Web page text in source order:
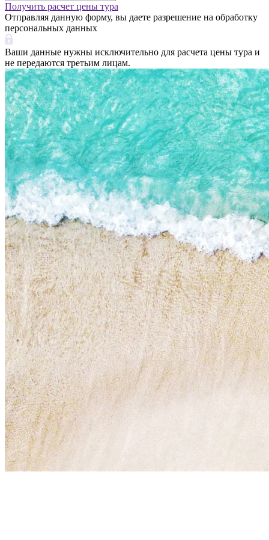
Получить расчет цены тура
Отправляя данную форму, вы даете разрешение на обработку
персональных данных
Ваши данные нужны исключительно для расчета цены тура и
не передаются третьим лицам.